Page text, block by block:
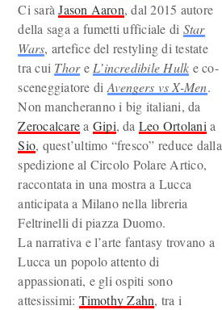
Ci saràJason Aaron, dal 2015 autore
della saga a fumetti ufficiale di Star
Wars, artefice del restyling di testate
tra cui Thore L’incredibile Hulk e co-
sceneggiatore di Avengers vs X-Men.
Non mancheranno i big italiani, da
Zerocalcarea Gipi, da Leo Ortolani a
Sio, quest’ultimo “fresco” reduce dalla
spedizione al Circolo Polare Artico,
raccontata in una mostra a Lucca
anticipata a Milano nella libreria
Feltrinelli di piazza Duomo.
La narrativa e l’arte fantasy trovano a
Lucca un popolo attento di
appassionati, e gli ospiti sono
attesissimi: Timothy Zahn, tra i